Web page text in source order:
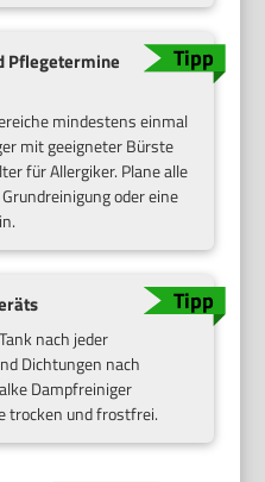
Pflegetermine
mindestens einmal
mit geeigneter Bürste
für Allergiker. Plane alle
oder eine
nach jeder
Dichtungen nach
Dampfreiniger
trocken und frostfrei.